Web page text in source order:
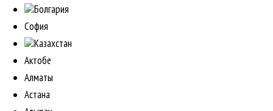
Болгария
София
Казахстан
Актобе
Алматы
Астана